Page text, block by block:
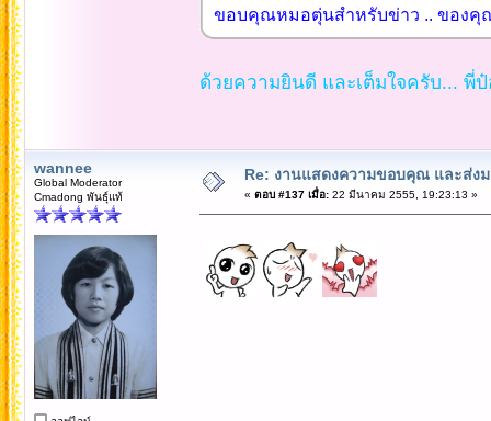
ขอบคุณหมอตุ่นสำหรับข่าว .. ของคุ
ด้วยความยินดี และเต็มใจครับ... พี่ป๋
wannee
Global Moderator
Cmadong พันธุ์แท้
Re: งานแสดงความขอบคุณ และส่ง
« ตอบ #137 เมื่อ:22 มีนาคม 2555, 19:23:13 »